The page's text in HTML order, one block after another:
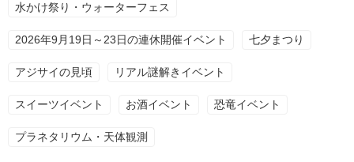
水かけ祭り・ウォーターフェス
2026年9月19日～23日の連休開催イベント 七夕まつり
アジサイの見頃 リアル謎解きイベント
スイーツイベント お酒イベント 恐竜イベント
プラネタリウム・天体観測